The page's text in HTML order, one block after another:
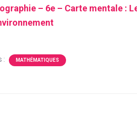
– 6e – Carte mentale :
: MATHÉMATIQUES